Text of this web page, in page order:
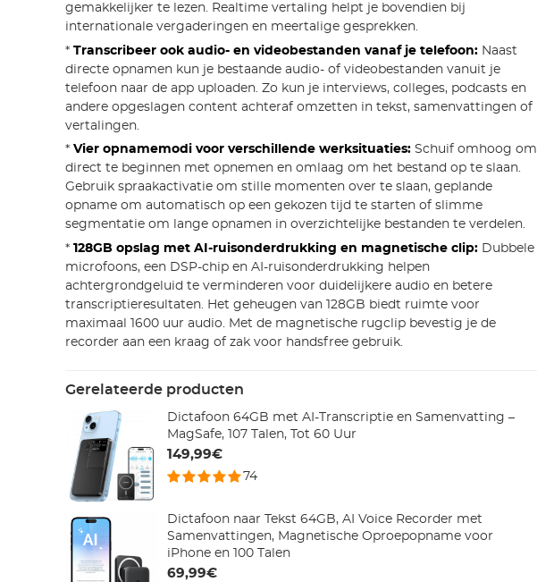
gemakkelijker te lezen. Realtime vertaling helpt je bovendien bij
internationale vergaderingen en meertalige gesprekken.
* Transcribeer ook audio- en videobestanden vanaf je telefoon:Naast
directe opnamen kun je bestaande audio- of videobestanden vanuit je
telefoon naar de app uploaden. Zo kun je interviews, colleges, podcasts en
andere opgeslagen content achteraf omzetten in tekst, samenvattingen of
vertalingen.
* Vier opnamemodi voor verschillende werksituaties:Schuif omhoog om
direct te beginnen met opnemen en omlaag om het bestand op te slaan.
Gebruik spraakactivatie om stille momenten over te slaan, geplande
opname om automatisch op een gekozen tijd te starten of slimme
segmentatie om lange opnamen in overzichtelijke bestanden te verdelen.
* 128GB opslag met AI-ruisonderdrukking en magnetische clip:Dubbele
microfoons, een DSP-chip en AI-ruisonderdrukking helpen
achtergrondgeluid te verminderen voor duidelijkere audio en betere
transcriptieresultaten. Het geheugen van 128GB biedt ruimte voor
maximaal 1600 uur audio. Met de magnetische rugclip bevestig je de
recorder aan een kraag of zak voor handsfree gebruik.
Gerelateerde producten
Dictafoon 64GB met AI-Transcriptie en Samenvatting –
MagSafe, 107 Talen, Tot 60 Uur
149,99€
74
Dictafoon naar Tekst 64GB, AI Voice Recorder met
Samenvattingen, Magnetische Oproepopname voor
iPhone en 100 Talen
69,99€